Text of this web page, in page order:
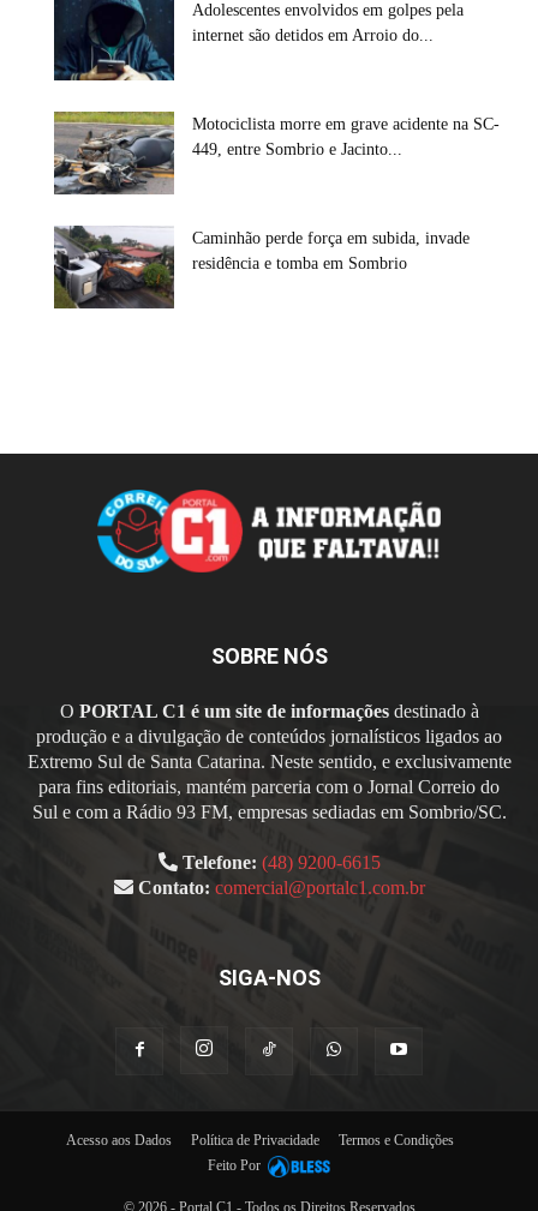
Adolescentes envolvidos em golpes pela
internet são detidos em Arroio do...
Motociclista morre em grave acidente na SC-
449, entre Sombrio e Jacinto...
Caminhão perde força em subida, invade
residência e tomba em Sombrio
SOBRE NÓS
O PORTAL C1 é um site de informaçõesdestinado à
produção e a divulgação de conteúdos jornalísticos ligados ao
Extremo Sul de Santa Catarina. Neste sentido, e exclusivamente
para fins editoriais, mantém parceria com o Jornal Correio do
Sul e com a Rádio 93 FM, empresas sediadas em Sombrio/SC.
Telefone: (48) 9200-6615
Contato: comercial@portalc1.com.br
SIGA-NOS
Acesso aos Dados Política de Privacidade
Termos e Condições
Feito Por
© 2026 - Portal C1 - Todos os Direitos Reservados